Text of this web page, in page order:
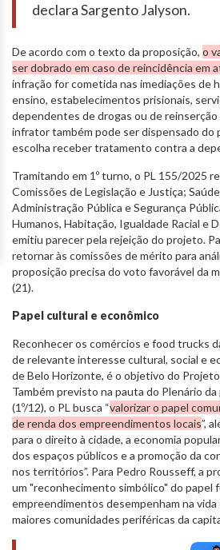
declara Sargento Jalyson.
De acordo com o texto da proposição, o
ser dobrado em caso de reincidência em
infração for cometida nas imediações de
ensino, estabelecimentos prisionais,
dependentes de drogas ou de
infrator também pode ser dispensado do
escolha receber tratamento contra a
Tramitando em 1º turno, o PL 155/2025
Comissões de Legislação e Justiça;
Administração Pública e Segurança
Humanos, Habitação, Igualdade Racial e
emitiu parecer pela rejeição do projeto.
retornar às comissões de mérito para
proposição precisa do voto favorável da
(21).
Papel cultural e econômico
Reconhecer os comércios e food trucks
de relevante interesse cultural, social e
de Belo Horizonte, é o objetivo do
Também previsto na pauta do Plenário
(1º/12), o PL busca “valorizar o papel
de renda dos empreendimentos locais”,
para o direito à cidade, a economia
dos espaços públicos e a promoção da
nos territórios”. Para Pedro Rousseff, a
um "reconhecimento simbólico" do papel
empreendimentos desempenham na vida
maiores comunidades periféricas da